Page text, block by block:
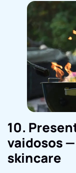
10.
vaidosos
skincare